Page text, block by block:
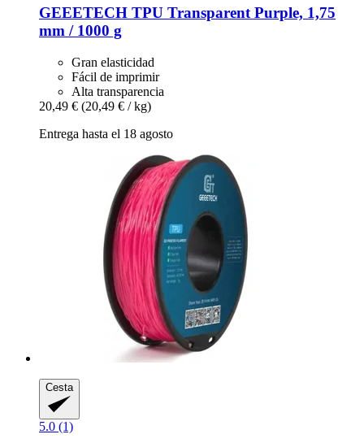
GEEETECH TPU Transparent Purple, 1,75
mm / 1000 g
Gran elasticidad
Fácil de imprimir
Alta transparencia
20,49 € (20,49 € / kg)
Entrega hasta el 18 agosto
Cesta
5.0 (1)